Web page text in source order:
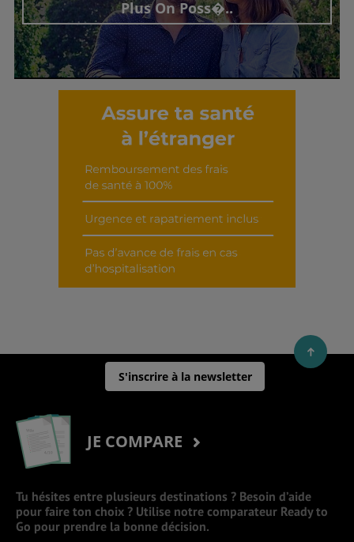
Plus On Poss�..
Découvrir cet interview
S'inscrire à la newsletter
JE COMPARE
Tu hésites entre plusieurs destinations ? Besoin d’aide
pour faire ton choix ? Utilise notre comparateur Ready to
Go pour prendre la bonne décision.